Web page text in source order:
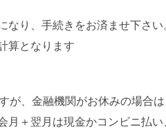
なり、手続きをお済ませ下さ
算となります
が、金融機関がお休みの場合
＋翌月は現金かコンビニ払